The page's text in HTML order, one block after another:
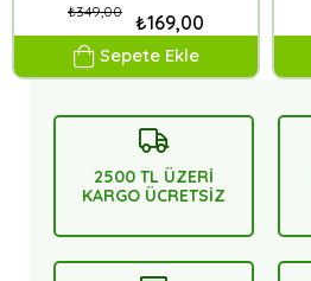
₺169,00
₺349,00
Sepete Ekle
2500 TL ÜZERİ
KARGO ÜCRETSİZ